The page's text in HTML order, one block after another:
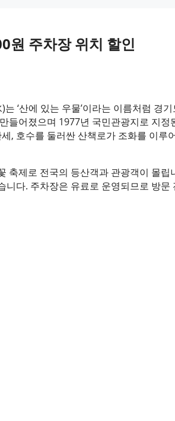
원 주차장 위치 할인
‘산에 있는 우물’이라는 이름처럼 경
들어졌으며 1977년 국민관광지로 지정
, 호수를 둘러싼 산책로가 조화를 이루
축제로 전국의 등산객과 관광객이 몰립
다. 주차장은 유료로 운영되므로 방문